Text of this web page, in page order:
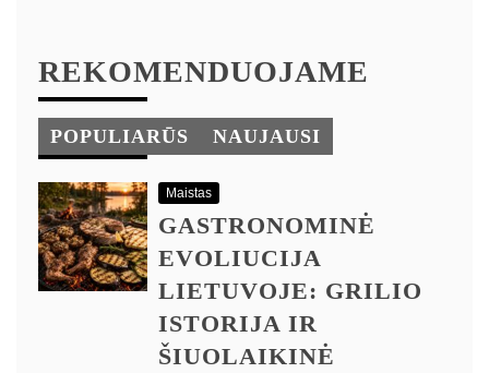
REKOMENDUOJAME
POPULIARŪS NAUJAUSI
Maistas
GASTRONOMINĖ
EVOLIUCIJA
LIETUVOJE: GRILIO
ISTORIJA IR
ŠIUOLAIKINĖ